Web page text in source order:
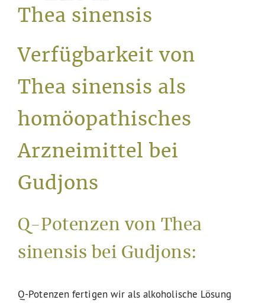
Service
Thea sinensis
Verfügbarkeit von
Thea sinensis als
homöopathisches
Arzneimittel bei
Gudjons
Q-Potenzen von Thea
sinensis bei Gudjons:
Q-Potenzen fertigen wir als alkoholische Lösung